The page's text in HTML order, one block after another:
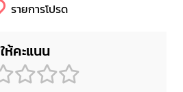
รายการโปรด
ให้คะแนน